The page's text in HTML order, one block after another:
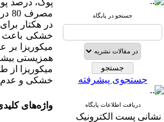
جستجو در پایگاه
جستجوی پیشرفته
دریافت اطلاعات پایگاه
نشانی پست الکترونیک
پوک، درصد
خشکی باعث
میکوریزا از
خشکی و
واژه‌های